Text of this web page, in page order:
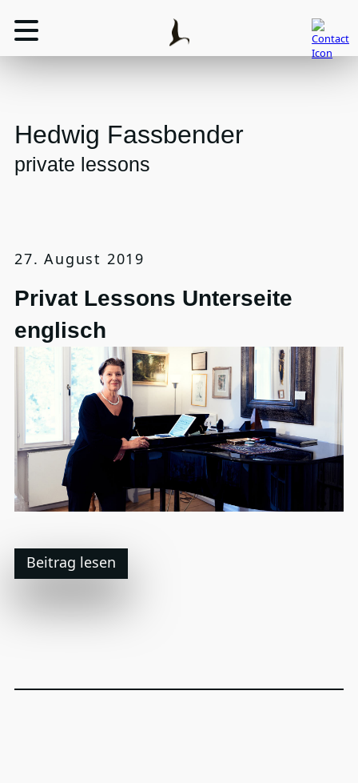
Hedwig Fassbender
private lessons
27. August 2019
Privat Lessons Unterseite
englisch
Beitrag lesen